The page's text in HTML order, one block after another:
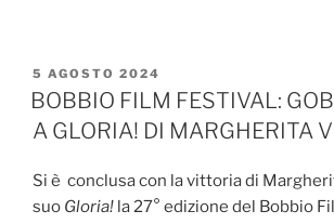
PUBBLICATO
IL
5 AGOSTO 2024
BOBBIO FILM FESTIVAL:
A GLORIA! DI MARGHERITA
Si è conclusa con la vittoria di
suo Gloria! la 27° edizione del Bobbio